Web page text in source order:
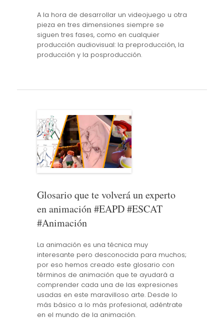
A la hora de desarrollar un videojuego u otra
pieza en tres dimensiones siempre se
siguen tres fases, como en cualquier
producción audiovisual: la preproducción, la
producción y la posproducción.
Glosario que te volverá un experto
en animación #EAPD #ESCAT
#Animación
La animación es una técnica muy
interesante pero desconocida para muchos;
por eso hemos creado este glosario con
términos de animación que te ayudará a
comprender cada una de las expresiones
usadas en este maravilloso arte. Desde lo
más básico a lo más profesional, adéntrate
en el mundo de la animación.